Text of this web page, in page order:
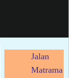
Jalan
Matrama